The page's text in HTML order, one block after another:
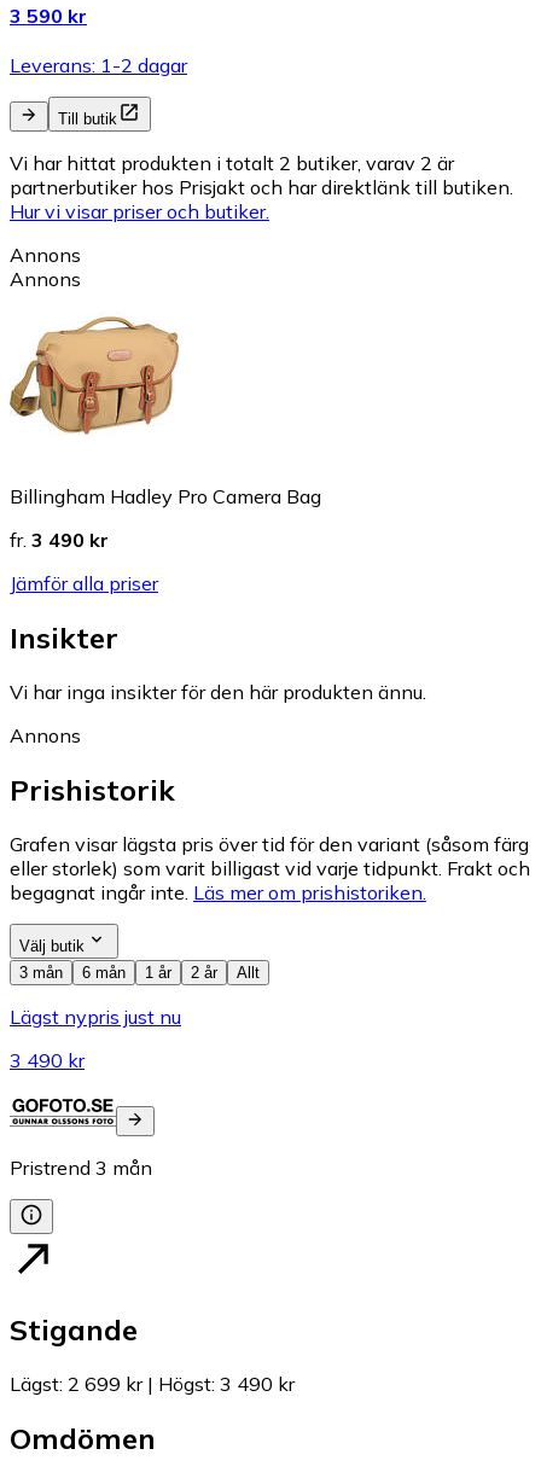
3 590 kr
Leverans: 1-2 dagar
Till butik
Vi har hittat produkten i totalt 2 butiker, varav 2 är
partnerbutiker hos Prisjakt och har direktlänk till butiken.
Hur vi visar priser och butiker.
Annons
Annons
Billingham Hadley Pro Camera Bag
fr. 3 490 kr
Jämför alla priser
Insikter
Vi har inga insikter för den här produkten ännu.
Annons
Prishistorik
Grafen visar lägsta pris över tid för den variant (såsom färg
eller storlek) som varit billigast vid varje tidpunkt. Frakt och
begagnat ingår inte. Läs mer om prishistoriken.
Välj butik
3 mån
6 mån 1 år 2 år Allt
Lägst nypris just nu
3 490 kr
Pristrend 3 mån
Stigande
Lägst: 2 699 kr| Högst: 3 490 kr
Omdömen